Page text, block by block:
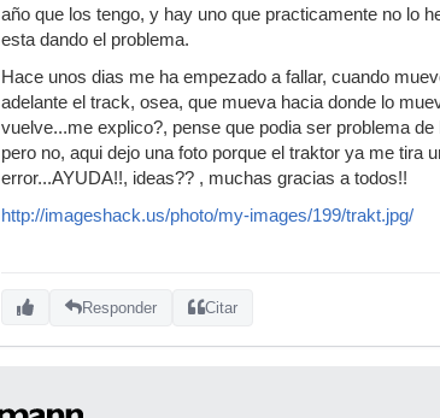
año que los tengo, y hay uno que practicamente no lo
esta dando el problema.
Hace unos dias me ha empezado a fallar, cuando
adelante el track, osea, que mueva hacia donde lo
vuelve...me explico?, pense que podia ser problema
pero no, aqui dejo una foto porque el traktor ya me tira
error...AYUDA!!, ideas?? , muchas gracias a todos!!
http://imageshack.us/photo/my-images/199/trakt.jpg/
Responder Citar